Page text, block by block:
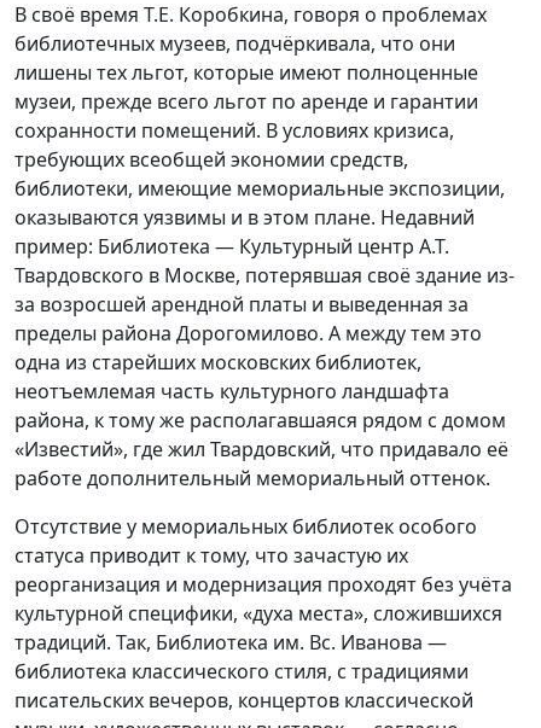
В своё время Т.Е. Коробкина, говоря о проблемах
библиотечных музеев, подчёркивала, что они
лишены тех льгот, которые имеют полноценные
музеи, прежде всего льгот по аренде и гарантии
сохранности помещений. В условиях кризиса,
требующих всеобщей экономии средств,
библиотеки, имеющие мемориальные экспозиции,
оказываются уязвимы и в этом плане. Недавний
пример: Библиотека — Культурный центр А.Т.
Твардовского в Москве, потерявшая своё здание из-
за возросшей арендной платы и выведенная за
пределы района Дорогомилово. А между тем это
одна из старейших московских библиотек,
неотъемлемая часть культурного ландшафта
района, к тому же располагавшаяся рядом с домом
«Известий», где жил Твардовский, что придавало её
работе дополнительный мемориальный оттенок.
Отсутствие у мемориальных библиотек особого
статуса приводит к тому, что зачастую их
реорганизация и модернизация проходят без учёта
культурной специфики, «духа места», сложившихся
традиций. Так, Библиотека им. Вс. Иванова —
библиотека классического стиля, с традициями
писательских вечеров, концертов классической